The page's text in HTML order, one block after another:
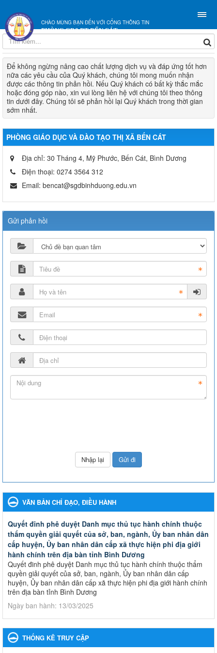
CHÀO MỪNG BẠN ĐẾN VỚI CỔNG THÔNG TIN
PHÒNG GD&ĐT BẾN CÁT
Để không ngừng nâng cao chất lượng dịch vụ và đáp ứng tốt hơn
nữa các yêu cầu của Quý khách, chúng tôi mong muốn nhận
được các thông tin phản hồi. Nếu Quý khách có bất kỳ thắc mắc
hoặc đóng góp nào, xin vui lòng liên hệ với chúng tôi theo thông
tin dưới đây. Chúng tôi sẽ phản hồi lại Quý khách trong thời gian
sớm nhất.
PHÒNG GIÁO DỤC VÀ ĐÀO TẠO THỊ XÃ BẾN CÁT
Địa chỉ: 30 Tháng 4, Mỹ Phước, Bến Cát, Bình Dương
Điện thoại: 0274 3564 312
Email: bencat@sgdbinhduong.edu.vn
Gửi phản hồi
VĂN BẢN CHỈ ĐẠO, ĐIỀU HÀNH
Quyết đinh phê duyệt Danh mục thủ tục hành chính thuộc
thẩm quyền giải quyết của sở, ban, ngành, Ủy ban nhân dân
cấp huyện, Ủy ban nhân dân cấp xã thực hiện phi địa giới
hành chính trên địa bàn tỉnh Bình Dương
Quyết đinh phê duyệt Danh mục thủ tục hành chính thuộc thẩm
quyền giải quyết của sở, ban, ngành, Ủy ban nhân dân cấp
huyện, Ủy ban nhân dân cấp xã thực hiện phi địa giới hành chính
trên địa bàn tỉnh Bình Dương
Ngày ban hành: 13/03/2025
Giáo dục và Đào tạo thành phố Bến Cát
Kế hoạch Phổ biến, giáo dục pháp luật năm 2025 của ngành
THỐNG KÊ TRUY CẬP